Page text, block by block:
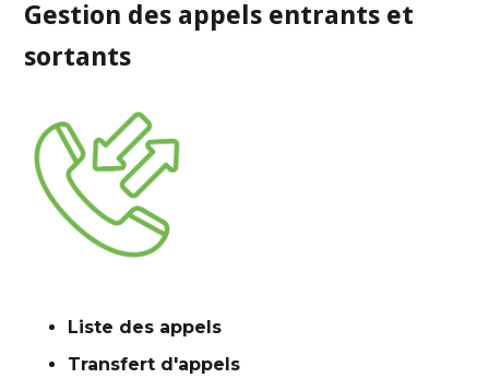
Gestion des appels entrants et
sortants
Liste des appels
Transfert d'appels